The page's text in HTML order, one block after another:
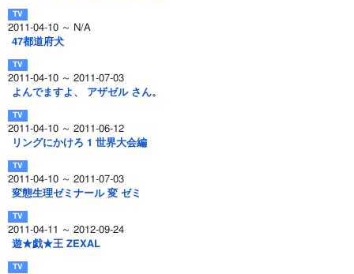
2011-04-10 ～ N/A
47都道府犬
2011-04-10 ～ 2011-07-03
よんでますよ、 アザゼル さん。
2011-04-10 ～ 2011-06-12
リングにかけろ 1 世界大会編
2011-04-10 ～ 2011-07-03
変態生理ゼミナール 変 ゼミ
2011-04-11 ～ 2012-09-24
遊★戯★王 ZEXAL